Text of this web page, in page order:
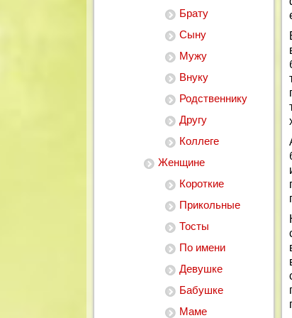
Брату
Сыну
Мужу
Внуку
Родственнику
Другу
Коллеге
Женщине
Короткие
Прикольные
Тосты
По имени
Девушке
Бабушке
Маме